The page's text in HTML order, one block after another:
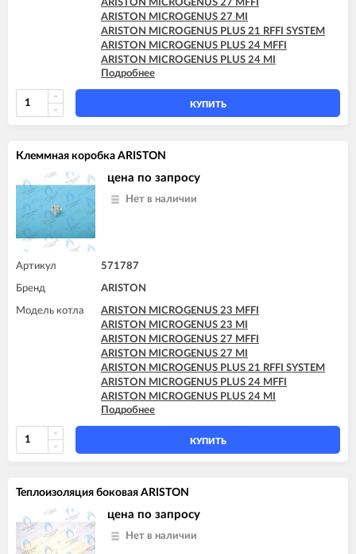
ARISTON MICROGENUS 27 MFFI
ARISTON MICROGENUS 27 MI
ARISTON MICROGENUS PLUS 21 RFFI SYSTEM
ARISTON MICROGENUS PLUS 24 MFFI
ARISTON MICROGENUS PLUS 24 MI
ARISTON MICROGENUS PLUS 28 MFFI
ARISTON MICROGENUS PLUS 28 MI
ARISTON MICROGENUS PLUS 28 RFFI SYSTEM
ARISTON MICROGENUS PLUS 31 MFFI
ARISTON MICROGENUS PLUS 31 RI SYSTEM
ARISTON MICROSYSTEM 21 RFFI
ARISTON T2 23 MI GPL
ARISTON TX 27 MFFI
Подробнее
КУПИТЬ
Клеммная коробка ARISTON
цена по запросу
Нет в наличии
Артикул 571787
Бренд ARISTON
Модель котла
ARISTON MICROGENUS 23 MFFI
ARISTON MICROGENUS 23 MI
ARISTON MICROGENUS 27 MFFI
ARISTON MICROGENUS 27 MI
ARISTON MICROGENUS PLUS 21 RFFI SYSTEM
ARISTON MICROGENUS PLUS 24 MFFI
ARISTON MICROGENUS PLUS 24 MI
ARISTON MICROGENUS PLUS 28 MFFI
ARISTON MICROGENUS PLUS 28 MI
ARISTON MICROGENUS PLUS 28 RFFI SYSTEM
ARISTON MICROGENUS PLUS 31 MFFI
ARISTON MICROGENUS PLUS 31 RI SYSTEM
ARISTON T2 23 MI GPL
ARISTON TX 23 MFFI
Подробнее
КУПИТЬ
Теплоизоляция боковая ARISTON
цена по запросу
Нет в наличии